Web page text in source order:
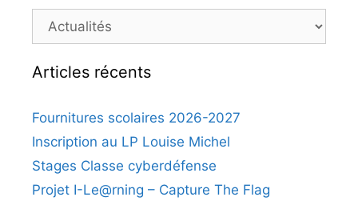
Catégories
Articles récents
Fournitures scolaires 2026-2027
Inscription au LP Louise Michel
Stages Classe cyberdéfense
Projet I-Le@rning – Capture The Flag